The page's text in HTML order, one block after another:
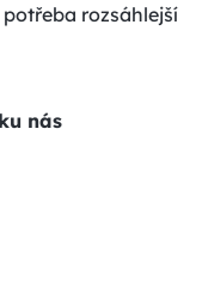
rozsáhlejší
nás